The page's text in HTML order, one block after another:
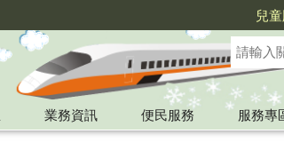
兒
業務資訊 便民服務
服務專